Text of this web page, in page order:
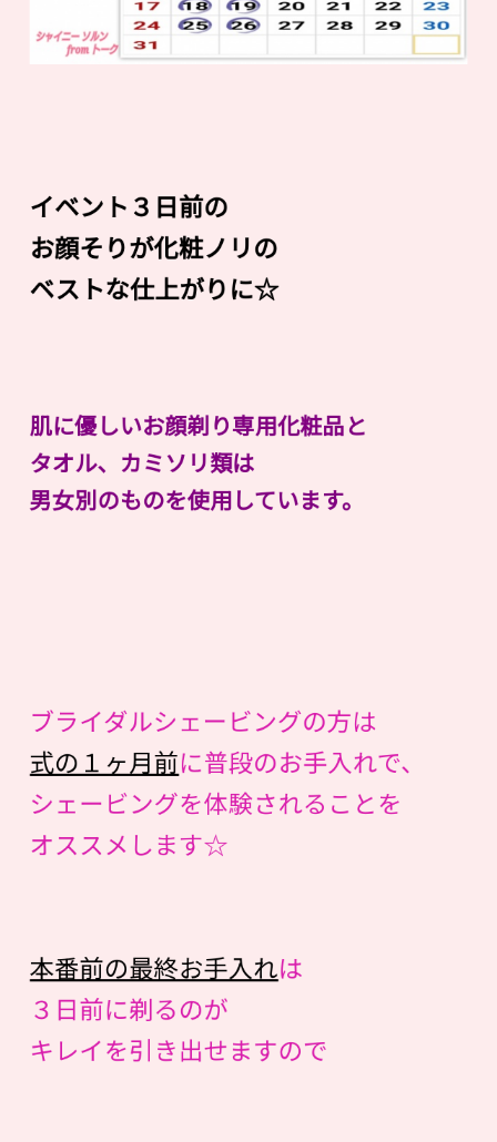
イベント３日前の
お顔そりが化粧ノリの
ベストな仕上がりに☆
肌に優しいお顔剃り専用化粧品と
タオル、カミソリ類は
男女別のものを使用しています。
ブライダルシェービングの方は
式の１ヶ月前に普段のお手入れで、
シェービングを体験されることを
オススメします☆
本番前の最終お手入れは
３日前に剃るのが
キレイを引き出せますので